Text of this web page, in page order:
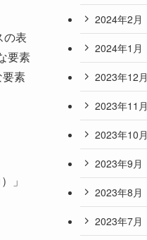
の表
要素
素
」
2024年2月
2024年1月
2023年12月
2023年11月
2023年10月
2023年9月
2023年8月
2023年7月